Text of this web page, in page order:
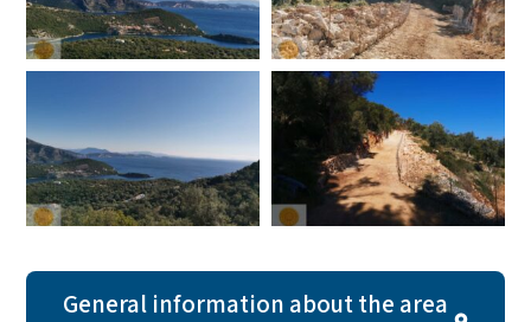
General information about the area